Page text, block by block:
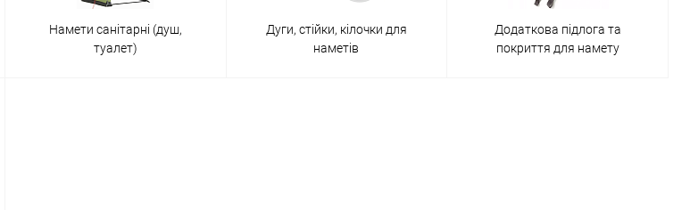
Намети санітарні (душ,
туалет)
Дуги, стійки, кілочки для
наметів
Додаткова підлога та
покриття для намету